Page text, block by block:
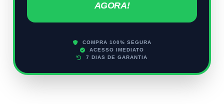
AGORA!
COMPRA 100% SEGURA
ACESSO IMEDIATO
7 DIAS DE GARANTIA